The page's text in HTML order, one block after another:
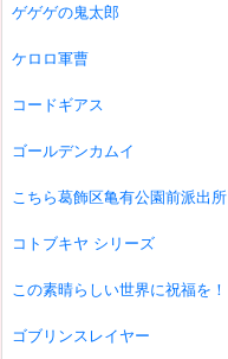
ゲゲゲの鬼太郎
ケロロ軍曹
コードギアス
ゴールデンカムイ
こちら葛飾区亀有公園前派出所
コトブキヤ シリーズ
この素晴らしい世界に祝福を！
ゴブリンスレイヤー